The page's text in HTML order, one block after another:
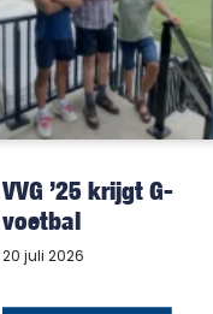
VVG ’25 krijgt G-
voetbal
20 juli 2026